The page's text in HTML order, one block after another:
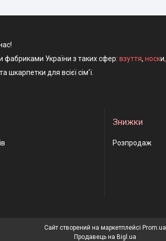
фабриками України з таких сфер: взуття, носки,
шкарпетки для всієї сім'ї.
Знижки
Розпродаж
Сайт створений на маркетплейсі Prom.ua
Продавець на Bigl.ua